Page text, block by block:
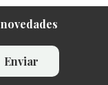
Enviar